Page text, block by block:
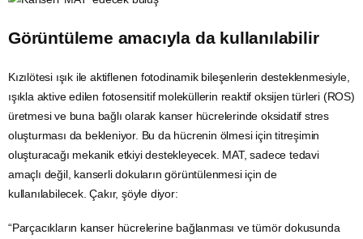
Görüntüleme amacıyla da kullanılabilir
Kızılötesi ışık ile aktiflenen fotodinamik bileşenlerin desteklenmesiyle,
ışıkla aktive edilen fotosensitif moleküllerin reaktif oksijen türleri (ROS)
üretmesi ve buna bağlı olarak kanser hücrelerinde oksidatif stres
oluşturması da bekleniyor. Bu da hücrenin ölmesi için titreşimin
oluşturacağı mekanik etkiyi destekleyecek. MAT, sadece tedavi
amaçlı değil, kanserli dokuların görüntülenmesi için de
kullanılabilecek. Çakır, şöyle diyor:
“Parçacıkların kanser hücrelerine bağlanması ve tümör dokusunda